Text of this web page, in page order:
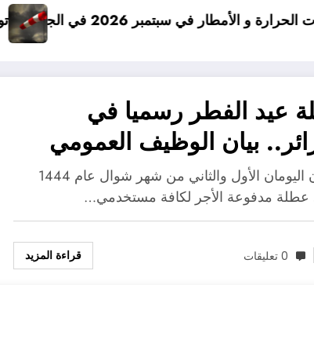
في الجزائر توقعات درجات الحرارة في خريف 2026 في
عيد الفطر رسميا في
بيان الوظيف العمومي
سيكون اليومان الأول والثاني من شهر شوال عام 1444
مدفوعة الأجر لكافة مستخدمي…
0 تعليقات قراءة المزيد